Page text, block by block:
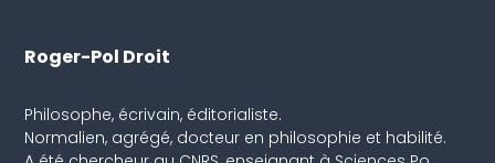
Roger-Pol Droit
Philosophe, écrivain, éditorialiste.
Normalien, agrégé, docteur en philosophie et habilité.